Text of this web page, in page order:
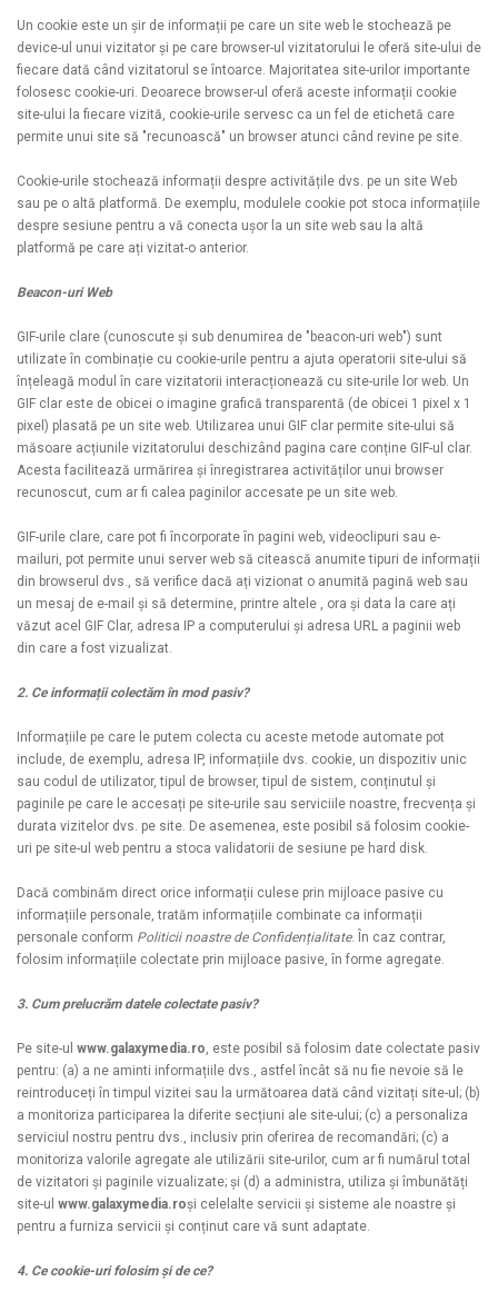
Un cookie este un șir de informații pe care un site web le stochează pe
device-ul unui vizitator și pe care browser-ul vizitatorului le oferă site-ului de
fiecare dată când vizitatorul se întoarce. Majoritatea site-urilor importante
folosesc cookie-uri. Deoarece browser-ul oferă aceste informații cookie
site-ului la fiecare vizită, cookie-urile servesc ca un fel de etichetă care
permite unui site să "recunoască" un browser atunci când revine pe site.
Cookie-urile stochează informații despre activitățile dvs. pe un site Web
sau pe o altă platformă. De exemplu, modulele cookie pot stoca informațiile
despre sesiune pentru a vă conecta ușor la un site web sau la altă
platformă pe care ați vizitat-o ​​anterior.
Beacon-uri Web
GIF-urile clare (cunoscute și sub denumirea de "beacon-uri web") sunt
utilizate în combinație cu cookie-urile pentru a ajuta operatorii site-ului să
înțeleagă modul în care vizitatorii interacționează cu site-urile lor web. Un
GIF clar este de obicei o imagine grafică transparentă (de obicei 1 pixel x 1
pixel) plasată pe un site web. Utilizarea unui GIF clar permite site-ului să
măsoare acțiunile vizitatorului deschizând pagina care conține GIF-ul clar.
Acesta facilitează urmărirea și înregistrarea activităților unui browser
recunoscut, cum ar fi calea paginilor accesate pe un site web.
GIF-urile clare, care pot fi încorporate în pagini web, videoclipuri sau e-
mailuri, pot permite unui server web să citească anumite tipuri de informații
din browserul dvs., să verifice dacă ați vizionat o anumită pagină web sau
un mesaj de e-mail și să determine, printre altele , ora și data la care ați
văzut acel GIF Clar, adresa IP a computerului și adresa URL a paginii web
din care a fost vizualizat.
2. Ce informații colectăm în mod pasiv?
Informațiile pe care le putem colecta cu aceste metode automate pot
include, de exemplu, adresa IP, informațiile dvs. cookie, un dispozitiv unic
sau codul de utilizator, tipul de browser, tipul de sistem, conținutul și
paginile pe care le accesați pe site-urile sau serviciile noastre, frecvența și
durata vizitelor dvs. pe site. De asemenea, este posibil să folosim cookie-
uri pe site-ul web pentru a stoca validatorii de sesiune pe hard disk.
Dacă combinăm direct orice informații culese prin mijloace pasive cu
informațiile personale, tratăm informațiile combinate ca informații
personale conform Politicii noastre de Confidențialitate. În caz contrar,
folosim informațiile colectate prin mijloace pasive, în forme agregate.
3. Cum prelucrăm datele colectate pasiv?
Pe site-ul www.galaxymedia.ro, este posibil să folosim date colectate pasiv
pentru: (a) a ne aminti informațiile dvs., astfel încât să nu fie nevoie să le
reintroduceți în timpul vizitei sau la următoarea dată când vizitați site-ul; (b)
a monitoriza participarea la diferite secțiuni ale site-ului; (c) a personaliza
serviciul nostru pentru dvs., inclusiv prin oferirea de recomandări; (c) a
monitoriza valorile agregate ale utilizării site-urilor, cum ar fi numărul total
de vizitatori și paginile vizualizate; și (d) a administra, utiliza și îmbunătăți
site-ul www.galaxymedia.roși celelalte servicii și sisteme ale noastre și
pentru a furniza servicii și conținut care vă sunt adaptate.
4. Ce cookie-uri folosim și de ce?